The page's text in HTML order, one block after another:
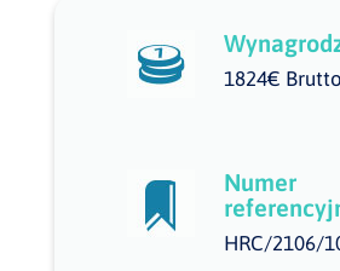
1824€ Brutto
Numer
HRC/2106/